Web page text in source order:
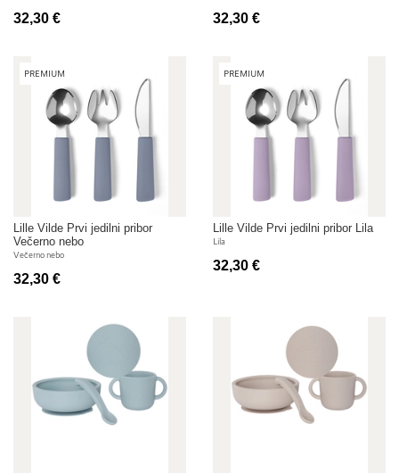
32,30 € 32,30 €
PREMIUM
Lille Vilde Prvi jedilni pribor
Večerno nebo
Večerno nebo
32,30 €
PREMIUM
Lille Vilde Prvi jedilni pribor Lila
Lila
32,30 €